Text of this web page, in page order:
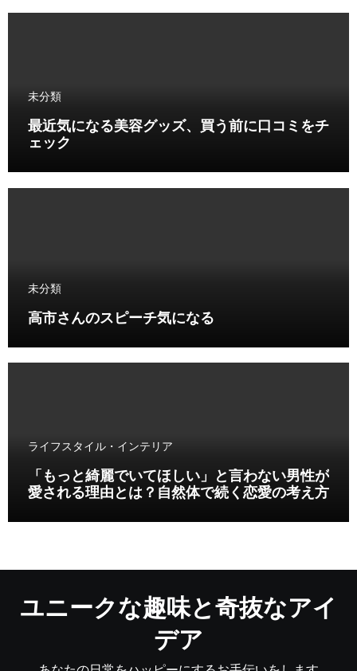
未分類
最近気になる美容グッズ、買う前に口コミをチ
ェック
未分類
高市さんのスピーチ気になる
ライフスタイル・インテリア
「もっと綺麗でいてほしい」と言わない男性が
愛される理由とは？自然体で続く恋愛の考え方
ユニークな趣味と奇抜なアイ
デア